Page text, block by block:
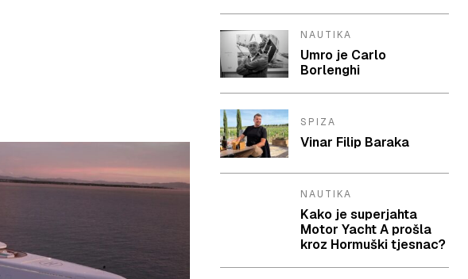
NAUTIKA
Umro je Carlo
Borlenghi
SPIZA
Vinar Filip Baraka
NAUTIKA
Kako je superjahta
Motor Yacht A prošla
kroz Hormuški tjesnac?